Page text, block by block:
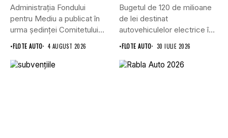
Administrația Fondului
pentru Mediu a publicat în
urma ședinței Comitetului
de Avizare,...
•FLOTE AUTO 4 AUGUST 2026
Bugetul de 120 de milioane
de lei destinat
autovehiculelor electrice în
programul...
•FLOTE AUTO 30 IULIE 2026